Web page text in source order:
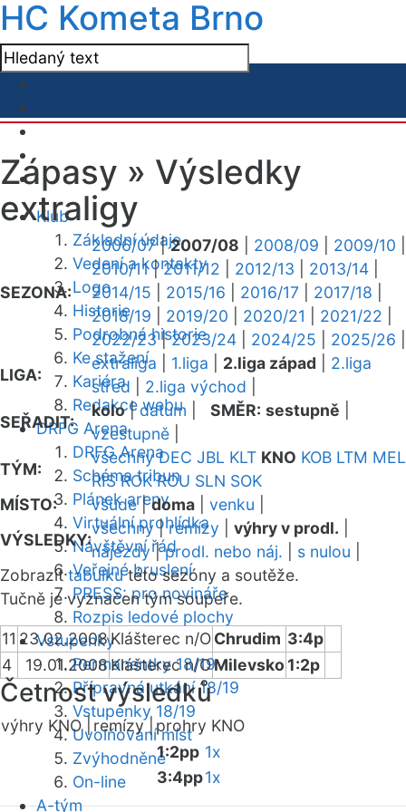
HC Kometa Brno
Klub
Základní údaje
Vedení a kontakty
Logo
Historie
Podrobná historie
Ke stažení
Kariéra
Redakce webu
DRFG Arena
DRFG Arena
Schéma tribun
Plánek areny
Virtuální prohlídka
Návštěvní řád
Veřejné bruslení
PRESS: pro novináře
Rozpis ledové plochy
Vstupenky
Permanentky 18/19
Přípravná utkání 18/19
Vstupenky 18/19
Uvolňování míst
Zvýhodněné
On-line
A-tým
Zápasy » Výsledky
extraligy
SEZONA:
2006/07|2007/08 2008/09 2009/10
2010/11|2011/12 2012/13 2013/14
2014/15
2015/16 2016/17 2017/18
2018/19
2019/20 2020/21 2021/22
2022/23|2023/24 2024/25 2025/26
LIGA:
extraliga 1.liga 2.liga západ
2.liga
střed
2.liga východ
SEŘADIT:
kolo|datum SMĚR: sestupně
vzestupně
TÝM:
všechny DEC JBL KLT KNO KOB LTM MEL
RIS ROK ROU SLN SOK
MÍSTO:
všude|doma venku
VÝSLEDKY:
všechny|remízy výhry v prodl.
nájezdy|prodl. nebo náj. s nulou
Zobrazittabulkutéto sezóny a soutěže.
Tučně je vyznačen tým soupeře.
11 23.02.2008Klášterec n/OChrudim 3:4p
4
19.01.2008Klášterec n/OMilevsko 1:2p
Četnost výsledků
výhry KNO | remízy | prohry KNO
1:2pp 1x
3:4pp1x